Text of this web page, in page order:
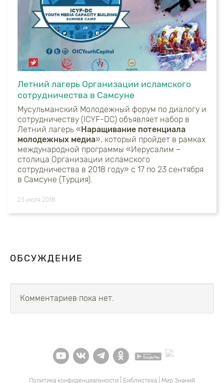
Летний лагерь Организации исламского
сотрудничества в Самсуне
Мусульманский Молодежный форум по диалогу и
сотрудничеству (ICYF-DC) объявляет набор в
Летний лагерь « Наращивание потенциала
молодежных медиа», который пройдет в рамках
международной программы «Иерусалим –
столица Организации исламского
сотрудничества в 2018 году» с 17 по 23 сентября
в Самсуне (Турция).
23 июля 2018
ОБСУЖДЕНИЕ
Комментариев пока нет.
Политика конфиденциальности Библиотека Мир Знаний